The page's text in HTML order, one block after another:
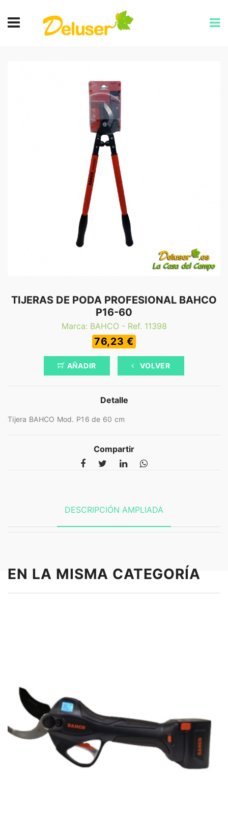
TIJERAS DE PODA PROFESIONAL BAHCO
P16-60
Marca: BAHCO - Ref. 11398
76,23 €
AÑADIR VOLVER
Detalle
Tijera BAHCO Mod. P16 de 60 cm
Compartir
DESCRIPCIÓN AMPLIADA
EN LA MISMA CATEGORÍA